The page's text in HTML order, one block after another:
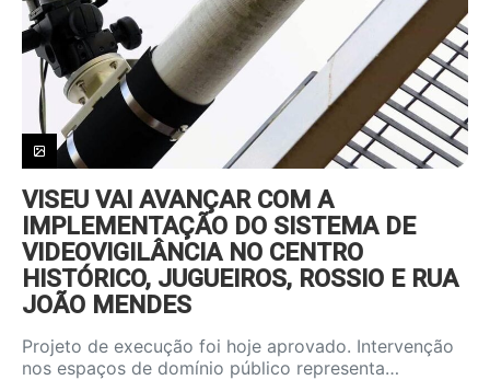
VISEU VAI AVANÇAR COM A
IMPLEMENTAÇÃO DO SISTEMA DE
VIDEOVIGILÂNCIA NO CENTRO
HISTÓRICO, JUGUEIROS, ROSSIO E RUA
JOÃO MENDES
Projeto de execução foi hoje aprovado. Intervenção
nos espaços de domínio público representa…